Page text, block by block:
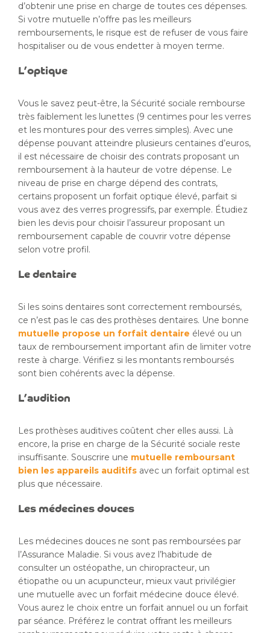
d’obtenir une prise en charge de toutes ces dépenses.
Si votre mutuelle n’offre pas les meilleurs
remboursements, le risque est de refuser de vous faire
hospitaliser ou de vous endetter à moyen terme.
L’optique
Vous le savez peut-être, la Sécurité sociale rembourse
très faiblement les lunettes (9 centimes pour les verres
et les montures pour des verres simples). Avec une
dépense pouvant atteindre plusieurs centaines d’euros,
il est nécessaire de choisir des contrats proposant un
remboursement à la hauteur de votre dépense. Le
niveau de prise en charge dépend des contrats,
certains proposent un forfait optique élevé, parfait si
vous avez des verres progressifs, par exemple. Étudiez
bien les devis pour choisir l’assureur proposant un
remboursement capable de couvrir votre dépense
selon votre profil.
Le dentaire
Si les soins dentaires sont correctement remboursés,
ce n’est pas le cas des prothèses dentaires. Une bonne
mutuelle propose un forfait dentaire élevé ou un
taux de remboursement important afin de limiter votre
reste à charge. Vérifiez si les montants remboursés
sont bien cohérents avec la dépense.
L’audition
Les prothèses auditives coûtent cher elles aussi. Là
encore, la prise en charge de la Sécurité sociale reste
insuffisante. Souscrire une mutuelle remboursant
bien les appareils auditifs avec un forfait optimal est
plus que nécessaire.
Les médecines douces
Les médecines douces ne sont pas remboursées par
l’Assurance Maladie. Si vous avez l’habitude de
consulter un ostéopathe, un chiropracteur, un
étiopathe ou un acupuncteur, mieux vaut privilégier
une mutuelle avec un forfait médecine douce élevé.
Vous aurez le choix entre un forfait annuel ou un forfait
par séance. Préférez le contrat offrant les meilleurs